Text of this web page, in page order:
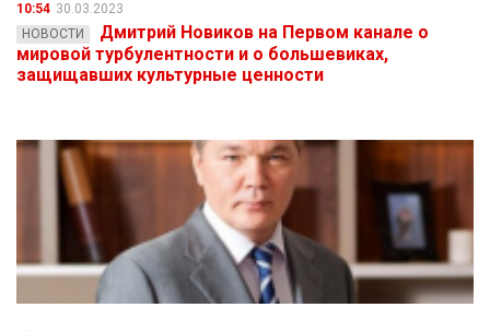
10:54 30.03.2023
НОВОСТИ
Дмитрий Новиков на Первом канале о
мировой турбулентности и о большевиках,
защищавших культурные ценности